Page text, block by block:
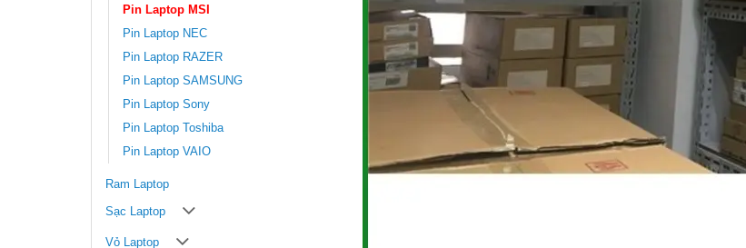
Pin Laptop MSI
Pin Laptop NEC
Pin Laptop RAZER
Pin Laptop SAMSUNG
Pin Laptop Sony
Pin Laptop Toshiba
Pin Laptop VAIO
Ram Laptop
Sạc Laptop
Vỏ Laptop